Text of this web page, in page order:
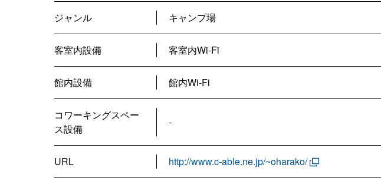
ジャンル キャンプ場
客室内設備 客室内Wi-Fi
館内設備 館内Wi-Fi
コワーキングスペー
ス設備
-
URL http://www.c-able.ne.jp/~oharako/